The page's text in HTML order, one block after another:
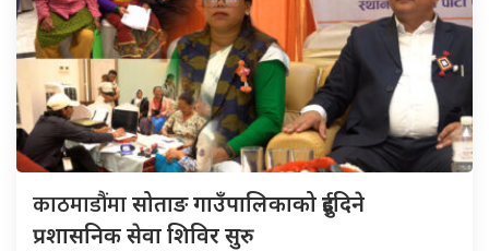
काठमाडौंमासोताङ गाउँपालिकाको दुईदिने
प्रशासनिक सेवा शिविर सुरु